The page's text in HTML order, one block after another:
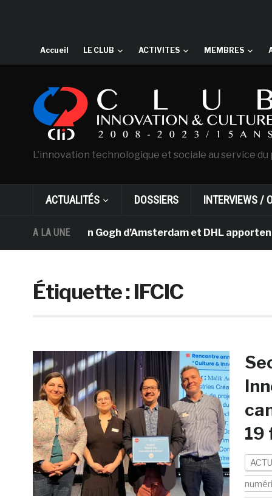
Accueil LE CLUB ACTIVITES MEMBRES
L'innovation technologique et sociale au service
ACTUALITÉS DOSSIERS INTERVIEWS /
A LA UNE
musée Van Gogh d’Amsterdam et DHL apportent
Étiquette :IFCIC
19